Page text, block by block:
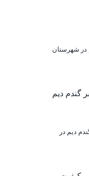
در شهرستان
دیم در